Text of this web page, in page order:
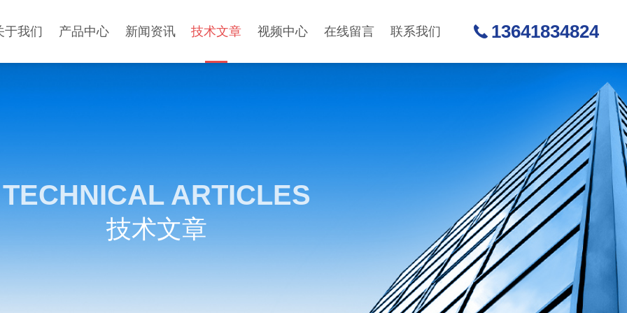
于我们 产品中心 新闻资讯 技术文章 视频中心 在线留言 联系我们 13641834824
TECHNICAL ARTICLES
技术文章